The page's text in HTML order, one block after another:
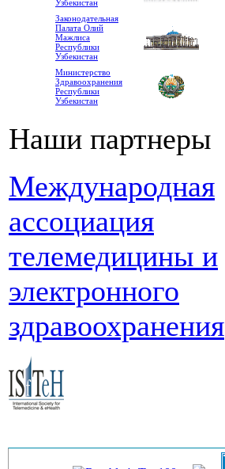
Узбекистан
Законодательная
Палата Олий
Мажлиса
Республики
Узбекистан
Министерство
Здравоохранения
Республики
Узбекистан
Наши партнеры
Международная
ассоциация
телемедицины и
электронного
здравоохранения